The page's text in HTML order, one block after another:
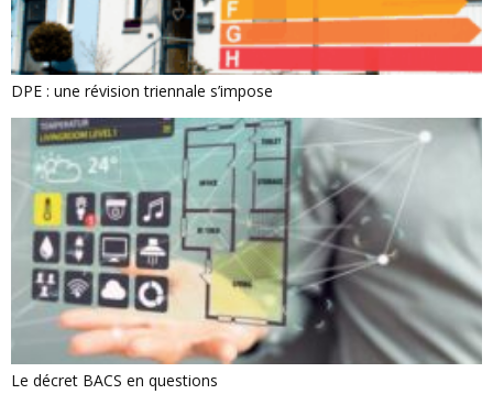
DPE : une révision triennale s’impose
Le décret BACS en questions